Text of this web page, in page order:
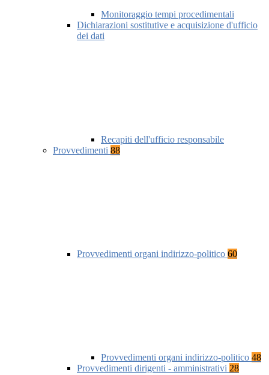
Monitoraggio tempi procedimentali
Dichiarazioni sostitutive e acquisizione d'ufficio
dei dati
Recapiti dell'ufficio responsabile
Provvedimenti 88
Provvedimenti organi indirizzo-politico 60
Provvedimenti organi indirizzo-politico 48
Provvedimenti dirigenti - amministrativi 28